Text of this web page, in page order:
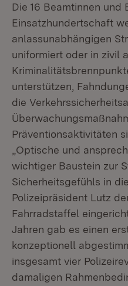
Die 16 Beamtinnen und
Einsatzhundertschaft
anlassunabhängigen
uniformiert oder in zivil
unterstützen,
die
Präventionsaktivitäten
„Optische und
wichtiger Baustein zur
Sicherheitsgefühls in
Polizeipräsident Lutz
Fahrradstaffel
Jahren gab es einen
konzeptionell
insgesamt vier
damaligen